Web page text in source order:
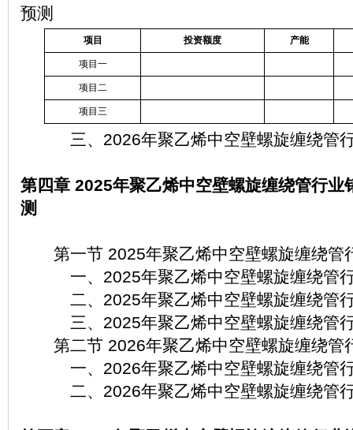
预测
项目 投资额度 产能
项目一
项目二
项目三
三、2026年聚乙烯中空壁螺旋缠绕管行
第四章 2025年聚乙烯中空壁螺旋缠绕管行业
测
第一节 2025年聚乙烯中空壁螺旋缠绕管
一、2025年聚乙烯中空壁螺旋缠绕管行
二、2025年聚乙烯中空壁螺旋缠绕管行
三、2025年聚乙烯中空壁螺旋缠绕管行
第二节 2026年聚乙烯中空壁螺旋缠绕管
一、2026年聚乙烯中空壁螺旋缠绕管行
二、2026年聚乙烯中空壁螺旋缠绕管行